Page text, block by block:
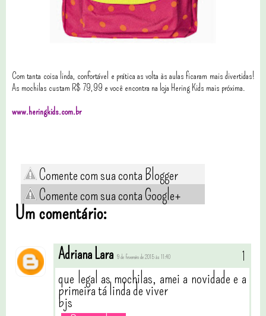
Com tanta coisa linda, confortável e prática as volta às aulas ficaram mais divertidas!
As mochilas custam R$ 79,99 e você encontra na loja Hering Kids mais próxima.
www.heringkids.com.br
Comente com sua conta Blogger
Comente com sua conta Google+
Um comentário:
Adriana Lara 9 de fevereiro de 2015 às 11:40
que legal as mochilas, amei a novidade e a
primeira tá linda de viver
bjs